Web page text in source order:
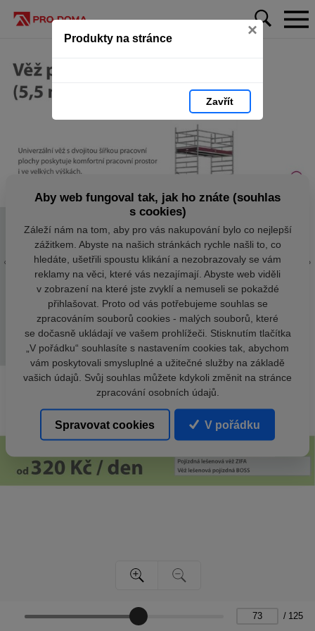
Produkty na stránce ×
Zavřít
/ 125
Aby web fungoval tak, jak ho znáte (souhlas
s cookies)
Záleží nám na tom, aby pro vás nakupování bylo co nejlepší
zážitkem. Abyste na našich stránkách rychle našli to, co
hledáte, ušetřili spoustu klikání a nezobrazovaly se vám
reklamy na věci, které vás nezajímají. Abyste web viděli
v zobrazení na které jste zvyklí a nemuseli se pokaždé
přihlašovat. Proto od vás potřebujeme souhlas se
zpracováním souborů cookies - malých souborů, které
se dočasně ukládají ve vašem prohlížeči. Stisknutím tlačítka
„V pořádku“ souhlasíte s nastavením cookies tak, abychom
vám poskytovali smysluplné a užitečné služby na základě
vašich údajů. Svůj souhlas můžete kdykoli změnit na stránce
zpracování osobních údajů.
Spravovat cookies V pořádku